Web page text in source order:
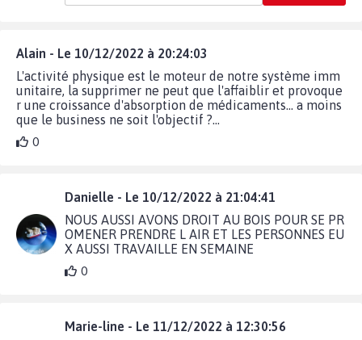
Alain - Le 10/12/2022 à 20:24:03
L'activité physique est le moteur de notre système imm
unitaire, la supprimer ne peut que l'affaiblir et provoque
r une croissance d'absorption de médicaments... a moins
que le business ne soit l'objectif ?...
0
Danielle - Le 10/12/2022 à 21:04:41
NOUS AUSSI AVONS DROIT AU BOIS POUR SE PR
OMENER PRENDRE L AIR ET LES PERSONNES EU
X AUSSI TRAVAILLE EN SEMAINE
0
Marie-line - Le 11/12/2022 à 12:30:56